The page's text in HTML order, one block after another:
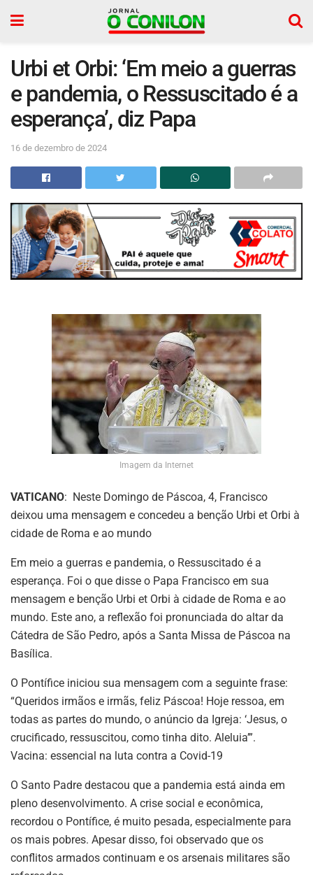
Urbi et Orbi: ‘Em meio a guerras
e pandemia, o Ressuscitado é a
esperança’, diz Papa
16 de dezembro de 2024
Imagem da Internet
VATICANO: Neste Domingo de Páscoa, 4, Francisco
deixou uma mensagem e concedeu a benção Urbi et Orbi à
cidade de Roma e ao mundo
Em meio a guerras e pandemia, o Ressuscitado é a
esperança. Foi o que disse o Papa Francisco em sua
mensagem e benção Urbi et Orbi à cidade de Roma e ao
mundo. Este ano, a reflexão foi pronunciada do altar da
Cátedra de São Pedro, após a Santa Missa de Páscoa na
Basílica.
O Pontífice iniciou sua mensagem com a seguinte frase:
“Queridos irmãos e irmãs, feliz Páscoa! Hoje ressoa, em
todas as partes do mundo, o anúncio da Igreja: ‘Jesus, o
crucificado, ressuscitou, como tinha dito. Aleluia’”.
Vacina: essencial na luta contra a Covid-19
O Santo Padre destacou que a pandemia está ainda em
pleno desenvolvimento. A crise social e econômica,
recordou o Pontífice, é muito pesada, especialmente para
os mais pobres. Apesar disso, foi observado que os
conflitos armados continuam e os arsenais militares são